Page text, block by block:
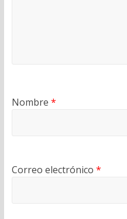
Nombre *
Correo electrónico *